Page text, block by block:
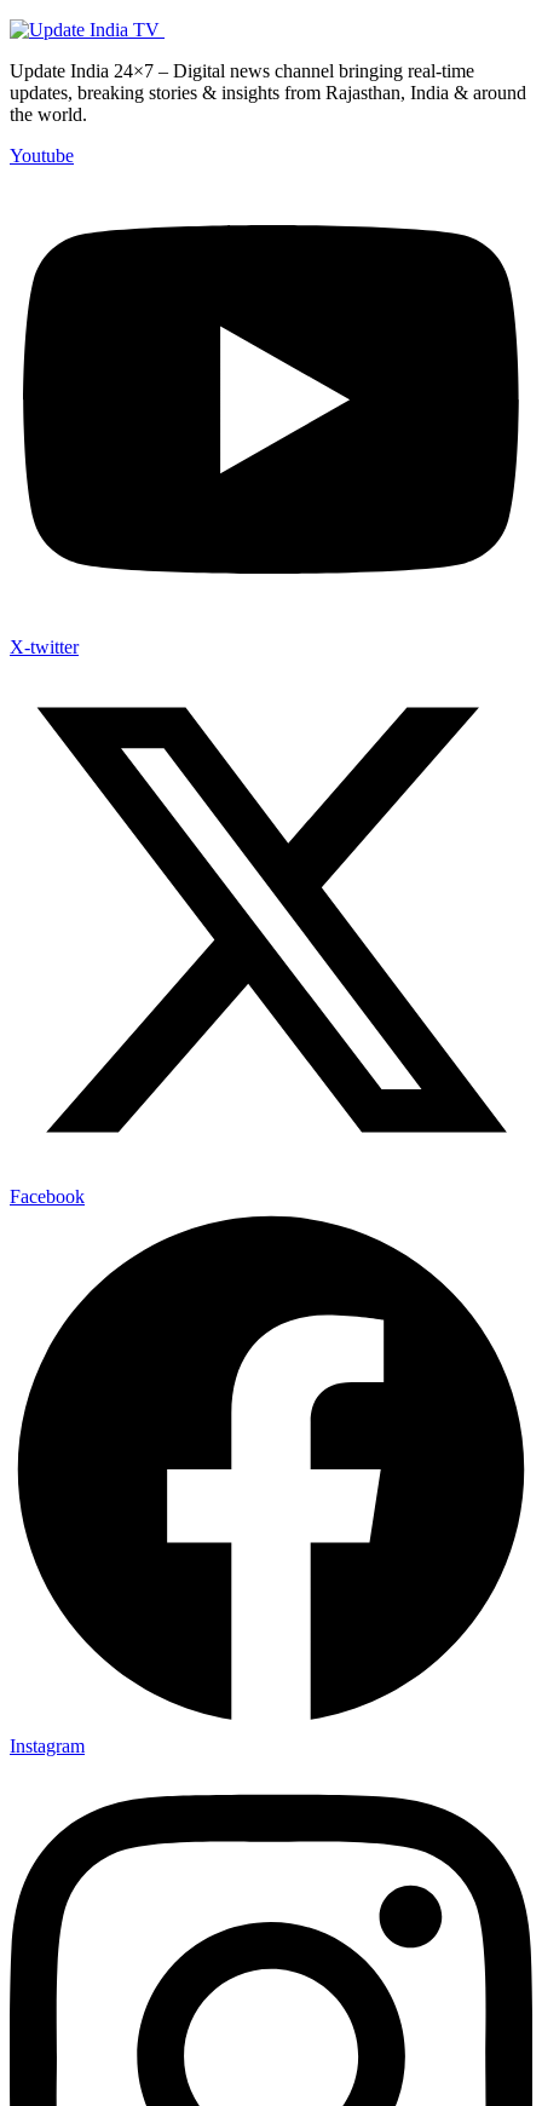
Update India 24×7 – Digital news channel bringing real-time
updates, breaking stories & insights from Rajasthan, India & around
the world.
Youtube
X-twitter
Facebook
Instagram